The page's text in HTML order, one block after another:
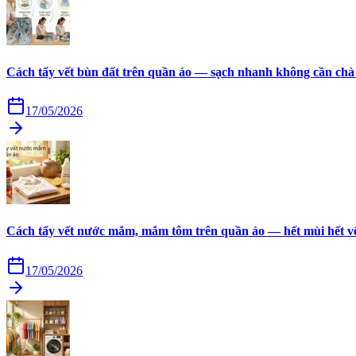
Cách tẩy vết bùn đất trên quần áo — sạch nhanh không cần
17/05/2026
Cách tẩy vết nước mắm, mắm tôm trên quần áo — hết mùi hết
17/05/2026